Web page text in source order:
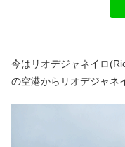
今はリオデジャネイロ
の空港からリオデジャネ